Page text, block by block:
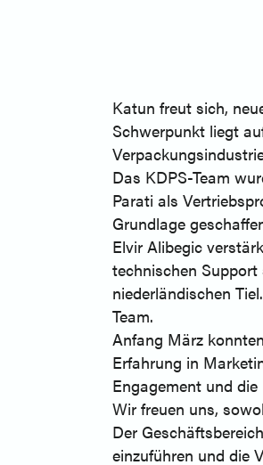
Katun freut sich,
Schwerpunkt liegt
Das KDPS-Team
Parati als
Grundlage
Elvir Alibegic
technischen
niederländischen
Team.
Anfang März
Erfahrung in
Engagement und
Wir freuen uns,
Der
einzuführen und die